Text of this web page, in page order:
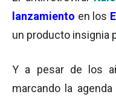
lanzamiento en los
un producto insignia
Y a pesar de los
marcando la